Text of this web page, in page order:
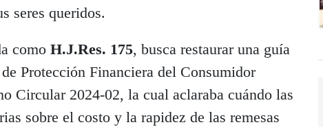
seres queridos.
como H.J.Res. 175, busca restaurar una guía
Protección Financiera del Consumidor
Circular 2024-02, la cual aclaraba cuándo las
sobre el costo y la rapidez de las remesas